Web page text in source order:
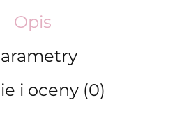
Opis
i oceny (0)